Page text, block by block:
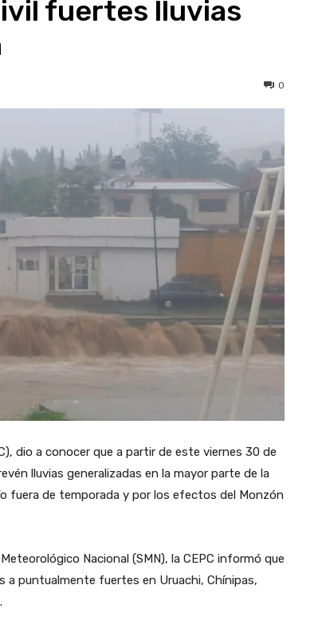
fuertes lluvias
0
dio a conocer que a partir de este viernes 30 de
lluvias generalizadas en la mayor parte de la
fuera de temporada y por los efectos del Monzón
Nacional (SMN), la CEPC informó que
a puntualmente fuertes en Uruachi, Chínipas,